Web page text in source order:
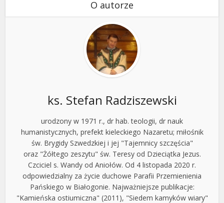
O autorze
ks. Stefan Radziszewski
urodzony w 1971 r., dr hab. teologii, dr nauk
humanistycznych, prefekt kieleckiego Nazaretu; miłośnik
św. Brygidy Szwedzkiej i jej "Tajemnicy szczęścia"
oraz "Żółtego zeszytu" św. Teresy od Dzieciątka Jezus.
Czciciel s. Wandy od Aniołów. Od 4 listopada 2020 r.
odpowiedzialny za życie duchowe Parafii Przemienienia
Pańskiego w Białogonie. Najważniejsze publikacje:
"Kamieńska ostiumiczna" (2011), "Siedem kamyków wiary"